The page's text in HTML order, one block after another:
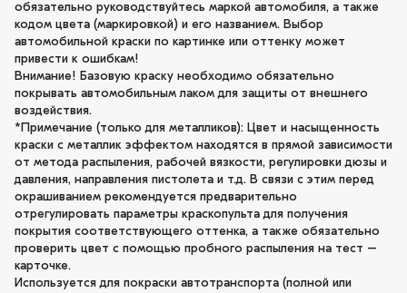
обязательно руководствуйтесь маркой автомобиля, а также
кодом цвета (маркировкой) и его названием. Выбор
автомобильной краски по картинке или оттенку может
привести к ошибкам!
Внимание! Базовую краску необходимо обязательно
покрывать автомобильным лаком для защиты от внешнего
воздействия.
*Примечание (только для металликов): Цвет и насыщенность
краски с металлик эффектом находятся в прямой зависимости
от метода распыления, рабочей вязкости, регулировки дюзы и
давления, направления пистолета и т.д. В связи с этим перед
окрашиванием рекомендуется предварительно
отрегулировать параметры краскопульта для получения
покрытия соответствующего оттенка, а также обязательно
проверить цвет с помощью пробного распыления на тест –
карточке.
Используется для покраски автотранспорта (полной или